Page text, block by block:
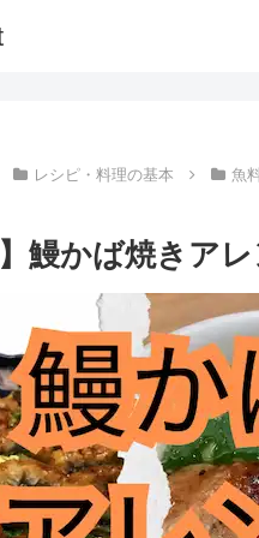
レシピ・料理の基本
魚
】鰻かば焼きア